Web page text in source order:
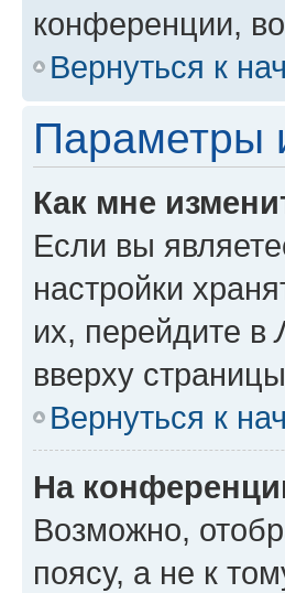
конференции,
Вернуться к
Параметры
Как мне
Если вы
настройки
их, перейдите в
вверху
Вернуться к
На
Возможно,
поясу, а не к